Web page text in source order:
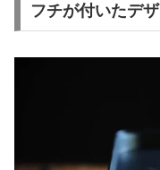
フチが付いたデ